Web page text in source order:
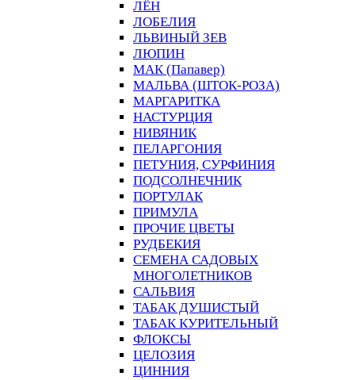
ЛЁН
ЛОБЕЛИЯ
ЛЬВИНЫЙ ЗЕВ
ЛЮПИН
МАК (Папавер)
МАЛЬВА (ШТОК-РОЗА)
МАРГАРИТКА
НАСТУРЦИЯ
НИВЯНИК
ПЕЛАРГОНИЯ
ПЕТУНИЯ, СУРФИНИЯ
ПОДСОЛНЕЧНИК
ПОРТУЛАК
ПРИМУЛА
ПРОЧИЕ ЦВЕТЫ
РУДБЕКИЯ
СЕМЕНА САДОВЫХ
МНОГОЛЕТНИКОВ
САЛЬВИЯ
ТАБАК ДУШИСТЫЙ
ТАБАК КУРИТЕЛЬНЫЙ
ФЛОКСЫ
ЦЕЛОЗИЯ
ЦИННИЯ